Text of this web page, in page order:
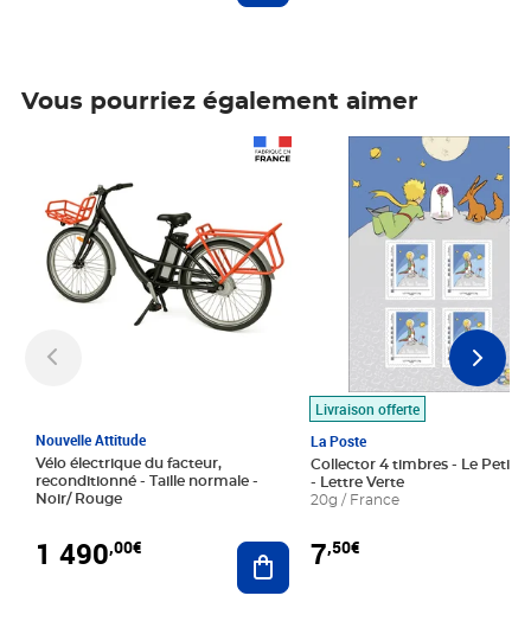
Vous pourriez également aimer
Nouvelle Attitude
Vélo électrique du facteur,
reconditionné - Taille normale -
Noir/ Rouge
1 490,00€ Ajouter au panier
Livraison offerte
La Poste
Collector 4 timbres - Le Petit
- Lettre Verte
20g / France
7,50€
Prix 7,50€